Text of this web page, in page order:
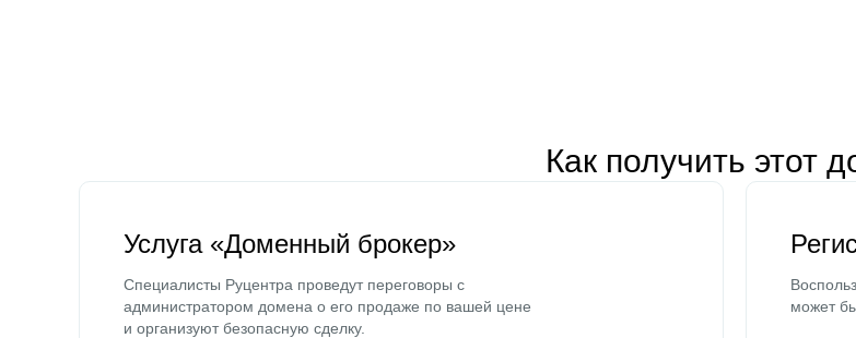
Как получить этот
Услуга «Доменный брокер»
Специалисты Руцентра проведут переговоры с
администратором домена о его продаже по вашей цене
и организуют безопасную сделку.
может